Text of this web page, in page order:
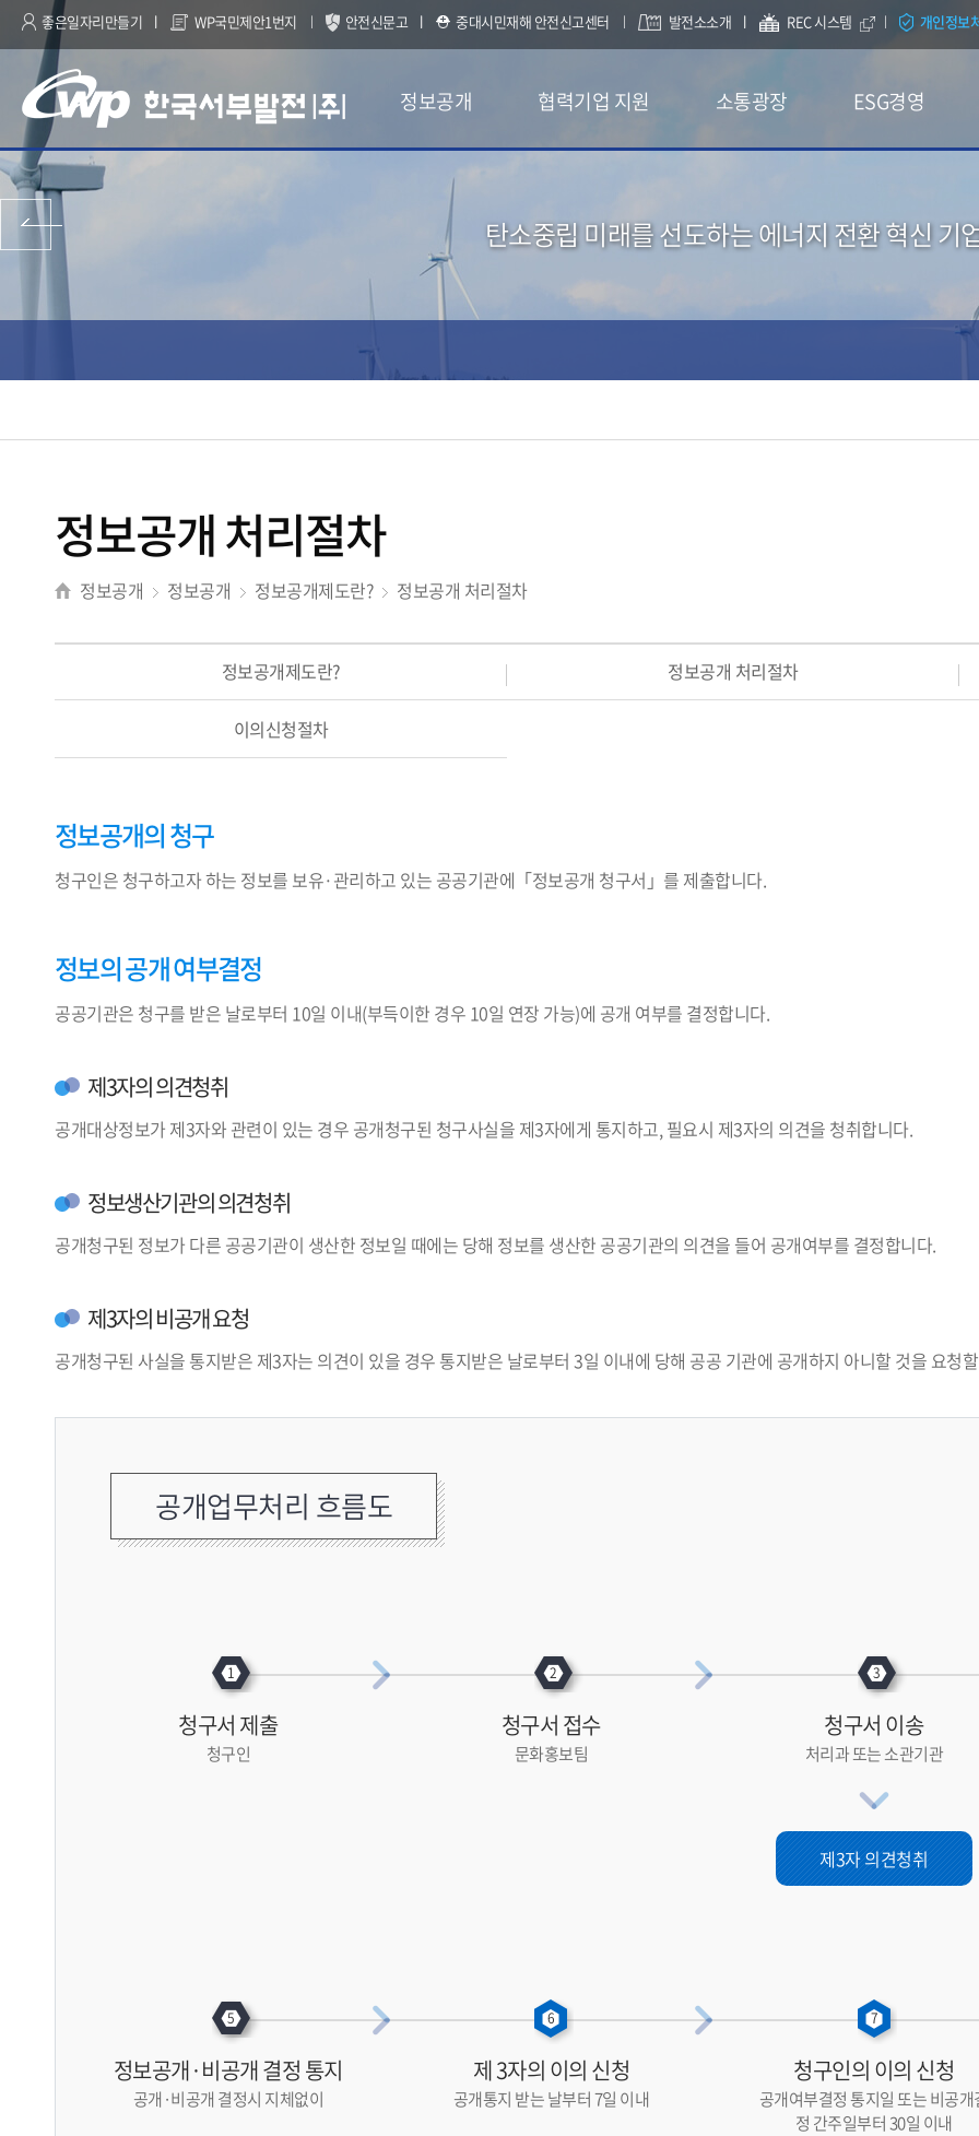
좋은일자리만들기 WP국민제안1번지 안전신문고 중대시민재해 안전신고센터 발전소소개 REC 시스템 개인정보
정보공개 협력기업 지원 소통광장 ESG경영
탄소중립 미래를 선도하는 에너지 전환 혁신 기
정보공개 처리절차
정보공개 정보공개 정보공개제도란? 정보공개 처리절차
정보공개제도란? 정보공개 처리절차
이의신청절차
정보공개의 청구
청구인은 청구하고자 하는 정보를 보유·관리하고 있는 공공기관에「정보공개 청구서」를 제출합니다.
정보의 공개 여부결정
공공기관은 청구를 받은 날로부터 10일 이내(부득이한 경우 10일 연장 가능)에 공개 여부를 결정합니다.
제3자의 의견청취
공개대상정보가 제3자와 관련이 있는 경우 공개청구된 청구사실을 제3자에게 통지하고, 필요시 제3자의 의견을 청취합니다.
정보생산기관의 의견청취
공개청구된 정보가 다른 공공기관이 생산한 정보일 때에는 당해 정보를 생산한 공공기관의 의견을 들어 공개여부를 결정합니다.
제3자의 비공개 요청
공개청구된 사실을 통지받은 제3자는 의견이 있을 경우 통지받은 날로부터 3일 이내에 당해 공공 기관에 공개하지 아니할 것을 요청
공개업무처리 흐름도
청구서 제출
청구인
청구서 접수
문화홍보팀
청구서 이송
처리과 또는 소관기관
제3자 의견청취
정보공개·비공개 결정 통지
공개·비공개 결정시 지체없이
제 3자의 이의 신청
공개통지 받는 날부터 7일 이내
청구인의 이의 신청
공개여부결정 통지일 또는 비공개
정 간주일부터 30일 이내